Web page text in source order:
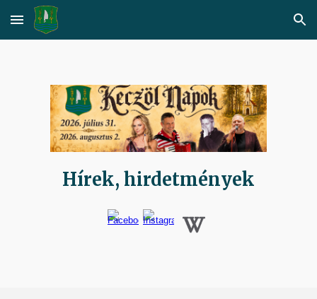
Skip to main content Skip to navigation
Hírek, hirdetmények